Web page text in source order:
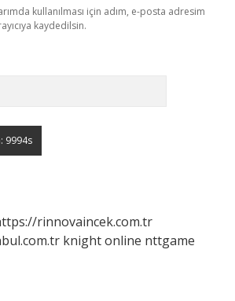
kullanılması için adım, e-posta adresim
kaydedilsin.
rinnovaincek.com.tr
knight online nttgame